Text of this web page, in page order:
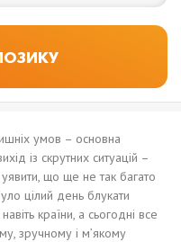
умов – основна
із скрутних ситуацій –
що ще не так багато
цілий день блукати
країни, а сьогодні все
зручному і м’якому